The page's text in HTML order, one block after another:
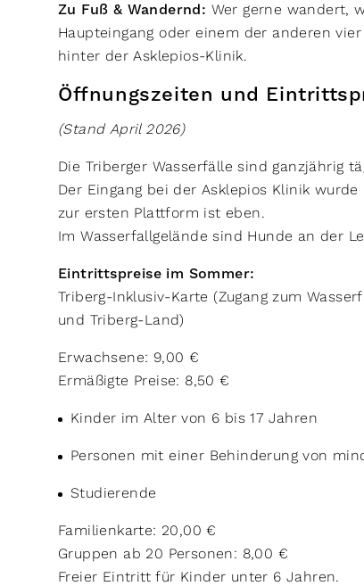
Zu Fuß & Wandernd: Wer gerne wandert,
Haupteingang oder einem der anderen
hinter der Asklepios-Klinik.
Öffnungszeiten und
(Stand April 2026)
Die Triberger Wasserfälle sind ganzjährig
Der Eingang bei der Asklepios Klinik
zur ersten Plattform ist eben.
Im Wasserfallgelände sind Hunde an der
Eintrittspreise im Sommer:
Triberg-Inklusiv-Karte (Zugang zum
und Triberg-Land)
Erwachsene: 9,00 €
Ermäßigte Preise: 8,50 €
Kinder im Alter von 6 bis 17 Jahren
Personen mit einer Behinderung von
Studierende
Familienkarte: 20,00 €
Gruppen ab 20 Personen: 8,00 €
Freier Eintritt für Kinder unter 6 Jahren.